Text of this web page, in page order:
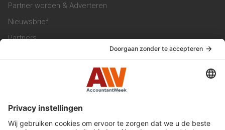
Partner worden & Adverteren
Nieuwsbrief
Partners
Werken bij ons